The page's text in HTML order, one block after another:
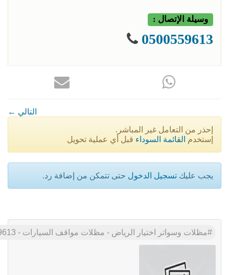
وسيلة الإتصال :
0500559613
← التالي
إحذر من التعامل غير المباشر.
إستخدم القائمة السوداء قبل أي عملية تحويل
يجب عليك تسجيل الدخول حتى تتمكن من إضافة رد.
مظلات وسواتر اختيار الرياض - مظلات مواقف السيارات - 0500559613 - تركيب مظلات المدارس - مظلات جامعات - انواع السواتر الحديثه باقل الاسعار